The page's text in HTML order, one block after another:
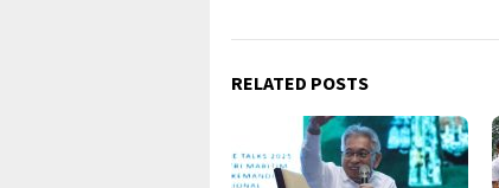
RELATED POSTS